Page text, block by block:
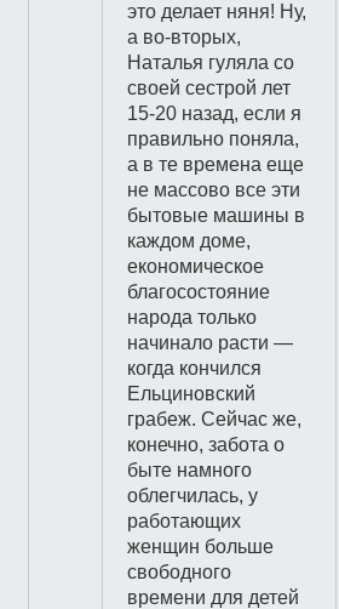
это делает няня! Ну,
а во-вторых,
Наталья гуляла со
своей сестрой лет
15-20 назад, если я
правильно поняла,
а в те времена еще
не массово все эти
бытовые машины в
каждом доме,
економическое
благосостояние
народа только
начинало расти —
когда кончился
Ельциновский
грабеж. Сейчас же,
конечно, забота о
быте намного
облегчилась, у
работающих
женщин больше
свободного
времени для детей